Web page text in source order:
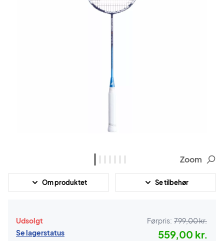
Zoom
Om produktet Se tilbehør
Udsolgt
Se lagerstatus
Førpris: 799,00 kr.
559,00 kr.